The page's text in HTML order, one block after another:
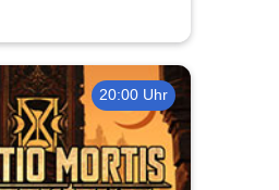
20:00 Uhr